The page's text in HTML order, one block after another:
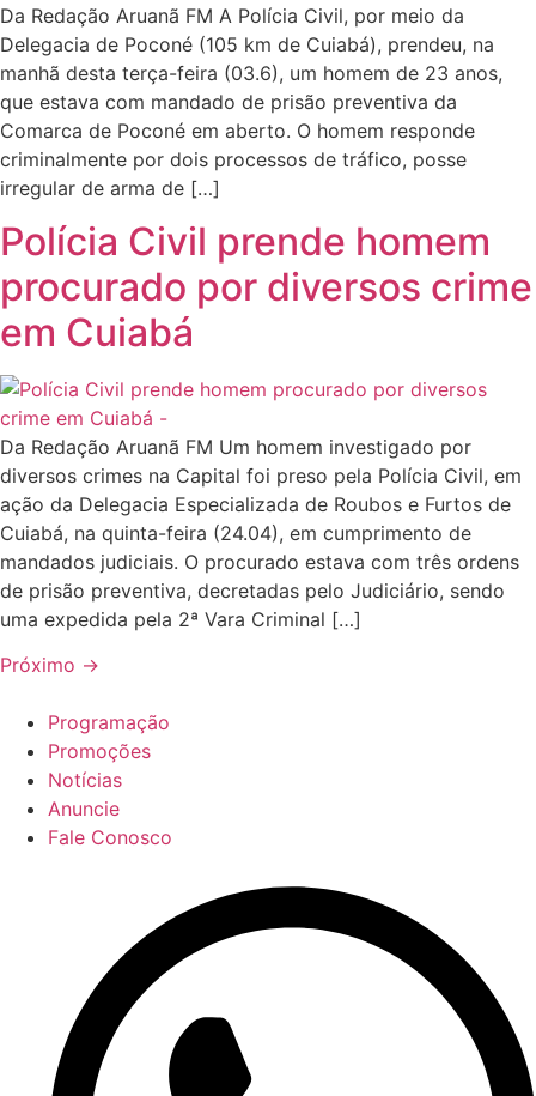
Da Redação Aruanã FM A Polícia Civil, por meio da
Delegacia de Poconé (105 km de Cuiabá), prendeu, na
manhã desta terça-feira (03.6), um homem de 23 anos,
que estava com mandado de prisão preventiva da
Comarca de Poconé em aberto. O homem responde
criminalmente por dois processos de tráfico, posse
irregular de arma de […]
Polícia Civil prende homem
procurado por diversos crime
em Cuiabá
Da Redação Aruanã FM Um homem investigado por
diversos crimes na Capital foi preso pela Polícia Civil, em
ação da Delegacia Especializada de Roubos e Furtos de
Cuiabá, na quinta-feira (24.04), em cumprimento de
mandados judiciais. O procurado estava com três ordens
de prisão preventiva, decretadas pelo Judiciário, sendo
uma expedida pela 2ª Vara Criminal […]
Próximo →
Programação
Promoções
Notícias
Anuncie
Fale Conosco